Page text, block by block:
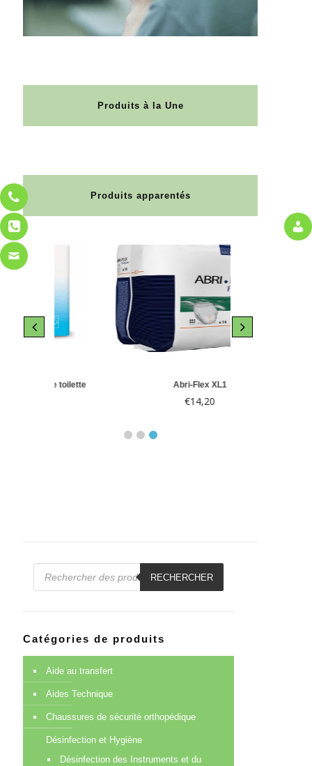
Produits à la Une
Produits apparentés
Recherche
RECHERCHER
Catégories de produits
Aide au transfert
Aides Technique
Chaussures de sécurité orthopédique
Désinfection et Hygiène
Désinfection des Instruments et du